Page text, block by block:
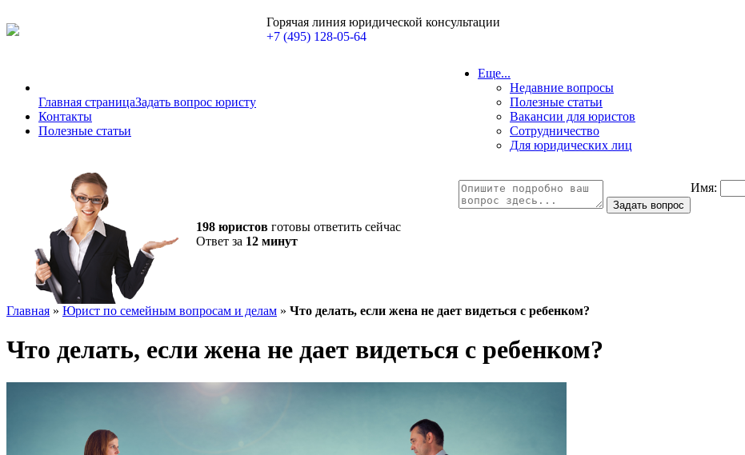
Горячая линия юридической консультации
+7 (495) 128-05-64
Главная страницаЗадать вопрос юристу
Контакты
Полезные статьи
Еще...
Недавние вопросы
Полезные статьи
Вакансии для юристов
Сотрудничество
Для юридических лиц
198 юристов готовы ответить сейчас
Ответ за 12 минут
Имя:
Главная » Юрист по семейным вопросам и делам » Что делать, если жена не дает видеться с ребенком?
Что делать, если жена не дает видеться с ребенком?